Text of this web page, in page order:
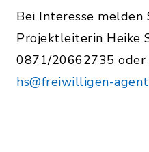
Bei Interesse melden
Projektleiterin Heike
0871/20662735 oder
hs@freiwilligen-